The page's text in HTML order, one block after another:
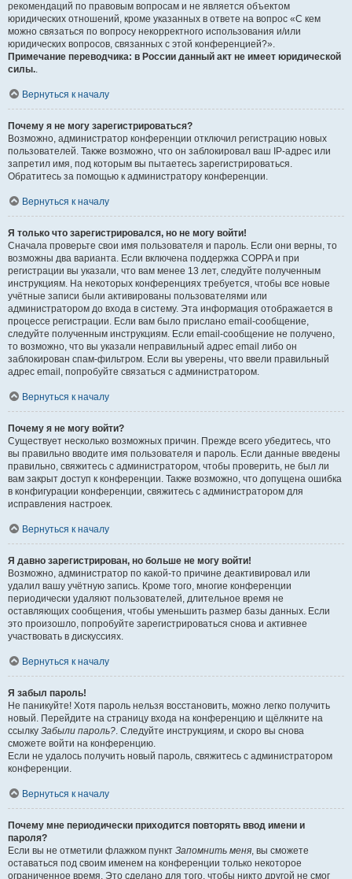
рекомендаций по правовым вопросам и не является объектом
юридических отношений, кроме указанных в ответе на вопрос «С кем
можно связаться по вопросу некорректного использования и/или
юридических вопросов, связанных с этой конференцией?».
Примечание переводчика: в России данный акт не имеет юридической
силы..
Вернуться к началу
Почему я не могу зарегистрироваться?
Возможно, администратор конференции отключил регистрацию новых
пользователей. Также возможно, что он заблокировал ваш IP-адрес или
запретил имя, под которым вы пытаетесь зарегистрироваться.
Обратитесь за помощью к администратору конференции.
Вернуться к началу
Я только что зарегистрировался, но не могу войти!
Сначала проверьте свои имя пользователя и пароль. Если они верны, то
возможны два варианта. Если включена поддержка COPPA и при
регистрации вы указали, что вам менее 13 лет, следуйте полученным
инструкциям. На некоторых конференциях требуется, чтобы все новые
учётные записи были активированы пользователями или
администратором до входа в систему. Эта информация отображается в
процессе регистрации. Если вам было прислано email-сообщение,
следуйте полученным инструкциям. Если email-сообщение не получено,
то возможно, что вы указали неправильный адрес email либо он
заблокирован спам-фильтром. Если вы уверены, что ввели правильный
адрес email, попробуйте связаться с администратором.
Вернуться к началу
Почему я не могу войти?
Существует несколько возможных причин. Прежде всего убедитесь, что
вы правильно вводите имя пользователя и пароль. Если данные введены
правильно, свяжитесь с администратором, чтобы проверить, не был ли
вам закрыт доступ к конференции. Также возможно, что допущена ошибка
в конфигурации конференции, свяжитесь с администратором для
исправления настроек.
Вернуться к началу
Я давно зарегистрирован, но больше не могу войти!
Возможно, администратор по какой-то причине деактивировал или
удалил вашу учётную запись. Кроме того, многие конференции
периодически удаляют пользователей, длительное время не
оставляющих сообщения, чтобы уменьшить размер базы данных. Если
это произошло, попробуйте зарегистрироваться снова и активнее
участвовать в дискуссиях.
Вернуться к началу
Я забыл пароль!
Не паникуйте! Хотя пароль нельзя восстановить, можно легко получить
новый. Перейдите на страницу входа на конференцию и щёлкните на
ссылку Забыли пароль?. Следуйте инструкциям, и скоро вы снова
сможете войти на конференцию.
Если не удалось получить новый пароль, свяжитесь с администратором
конференции.
Вернуться к началу
Почему мне периодически приходится повторять ввод имени и
пароля?
Если вы не отметили флажком пункт Запомнить меня, вы сможете
оставаться под своим именем на конференции только некоторое
ограниченное время. Это сделано для того, чтобы никто другой не смог